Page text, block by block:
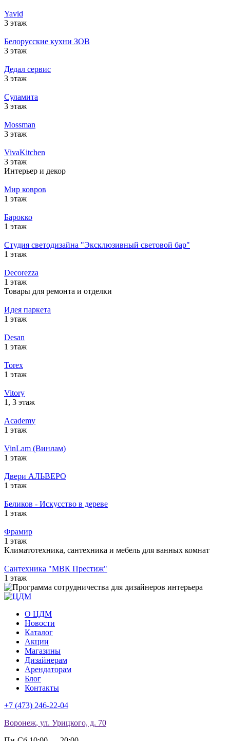
Yavid
3 этаж
Белорусские кухни ЗОВ
3 этаж
Дедал сервис
3 этаж
Суламита
3 этаж
Mossman
3 этаж
VivaKitchen
3 этаж
Интерьер и декор
Мир ковров
1 этаж
Барокко
1 этаж
Студия светодизайна "Эксклюзивный световой бар"
1 этаж
Decorezza
1 этаж
Товары для ремонта и отделки
Идея паркета
1 этаж
Desan
1 этаж
Torex
1 этаж
Vitory
1, 3 этаж
Academy
1 этаж
VinLam (Винлам)
1 этаж
Двери АЛЬВЕРО
1 этаж
Беликов - Искусство в дереве
1 этаж
Фрамир
1 этаж
Климатотехника, сантехника и мебель для ванных комнат
Сантехника "МВК Престиж"
1 этаж
О ЦДМ
Новости
Каталог
Акции
Магазины
Дизайнерам
Арендаторам
Блог
Контакты
+7 (473) 246-22-04
Воронеж, ул. Урицкого, д. 70